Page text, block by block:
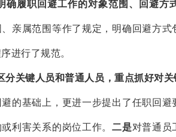
确履职回避工作的对象范围、回避方
、亲属范围等作了规定，明确回避方
进行了规范。
分关键人员和普通人员，重点抓好对
的基础上，更进一步提出了任职回
利害关系的岗位工作。二是对普通员